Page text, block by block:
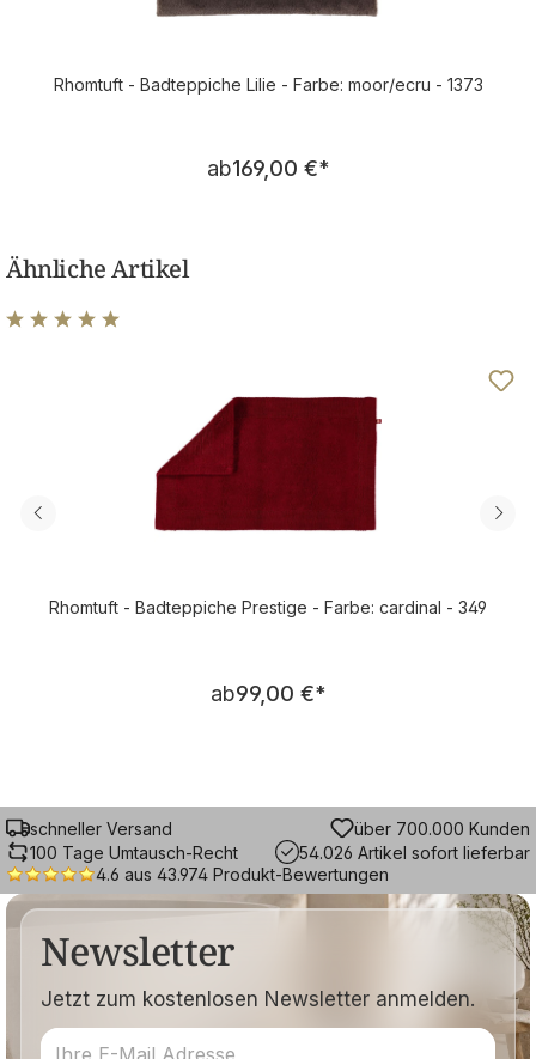
Rhomtuft - Badteppiche Lilie - Farbe: moor/ecru - 1373
Regulärer Preis:
ab169,00 €*
Ähnliche Artikel
Rhomtuft - Badteppiche Prestige - Farbe: cardinal - 349
Regulärer Preis:
ab99,00 €*
schneller Versand
über 700.000 Kunden
100 Tage Umtausch-Recht
54.026 Artikel sofort lieferbar
4.6 aus 43.974 Produkt-Bewertungen
Newsletter
Jetzt zum kostenlosen Newsletter anmelden.